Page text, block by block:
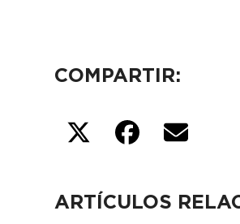
COMPARTIR:
ARTÍCULOS